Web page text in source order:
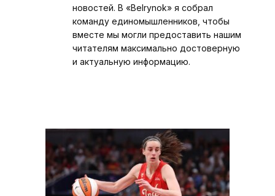
новостей. В «Belrynok» я собрал
команду единомышленников, чтобы
вместе мы могли предоставить нашим
читателям максимально достоверную
и актуальную информацию.